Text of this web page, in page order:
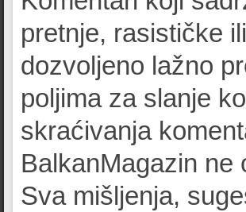
pretnje, rasističke
dozvoljeno lažno
poljima za slanje
skraćivanja
BalkanMagazin ne
Sva mišljenja,